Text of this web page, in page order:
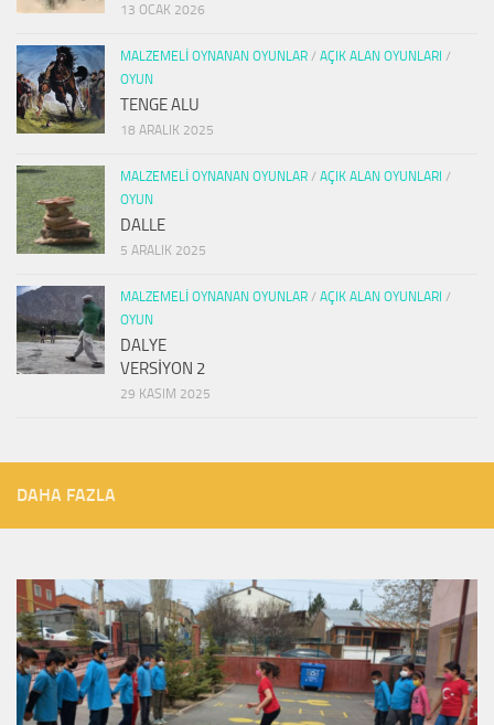
13 OCAK 2026
MALZEMELI OYNANAN OYUNLAR / AÇIK ALAN OYUNLARI /
OYUN
TENGE ALU
18 ARALIK 2025
MALZEMELI OYNANAN OYUNLAR / AÇIK ALAN OYUNLARI /
OYUN
DALLE
5 ARALIK 2025
MALZEMELI OYNANAN OYUNLAR / AÇIK ALAN OYUNLARI /
OYUN
DALYE
VERSİYON 2
29 KASIM 2025
DAHA FAZLA